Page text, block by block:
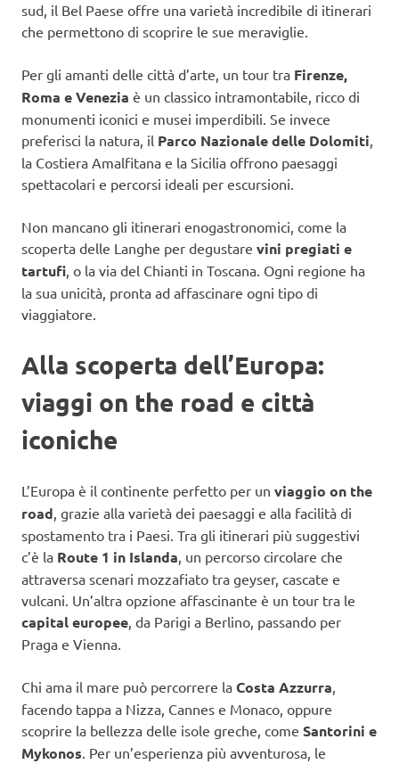
sud, il Bel Paese offre una varietà incredibile di itinerari
che permettono di scoprire le sue meraviglie.
Per gli amanti delle città d’arte, un tour tra Firenze,
Roma e Venezia è un classico intramontabile, ricco di
monumenti iconici e musei imperdibili. Se invece
preferisci la natura, il Parco Nazionale delle Dolomiti,
la Costiera Amalfitana e la Sicilia offrono paesaggi
spettacolari e percorsi ideali per escursioni.
Non mancano gli itinerari enogastronomici, come la
scoperta delle Langhe per degustare vini pregiati e
tartufi, o la via del Chianti in Toscana. Ogni regione ha
la sua unicità, pronta ad affascinare ogni tipo di
viaggiatore.
Alla scoperta dell’Europa:
viaggi on the road e città
iconiche
L’Europa è il continente perfetto per un viaggio on the
road, grazie alla varietà dei paesaggi e alla facilità di
spostamento tra i Paesi. Tra gli itinerari più suggestivi
c’è la Route 1 in Islanda, un percorso circolare che
attraversa scenari mozzafiato tra geyser, cascate e
vulcani. Un’altra opzione affascinante è un tour tra le
capital europee, da Parigi a Berlino, passando per
Praga e Vienna.
Chi ama il mare può percorrere la Costa Azzurra,
facendo tappa a Nizza, Cannes e Monaco, oppure
scoprire la bellezza delle isole greche, come Santorini e
Mykonos. Per un’esperienza più avventurosa, le